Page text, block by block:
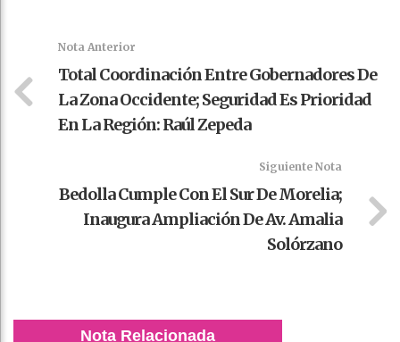
Nota Anterior
Total Coordinación Entre Gobernadores De
La Zona Occidente; Seguridad Es Prioridad
En La Región: Raúl Zepeda
Siguiente Nota
Bedolla Cumple Con El Sur De Morelia;
Inaugura Ampliación De Av. Amalia
Solórzano
Nota Relacionada